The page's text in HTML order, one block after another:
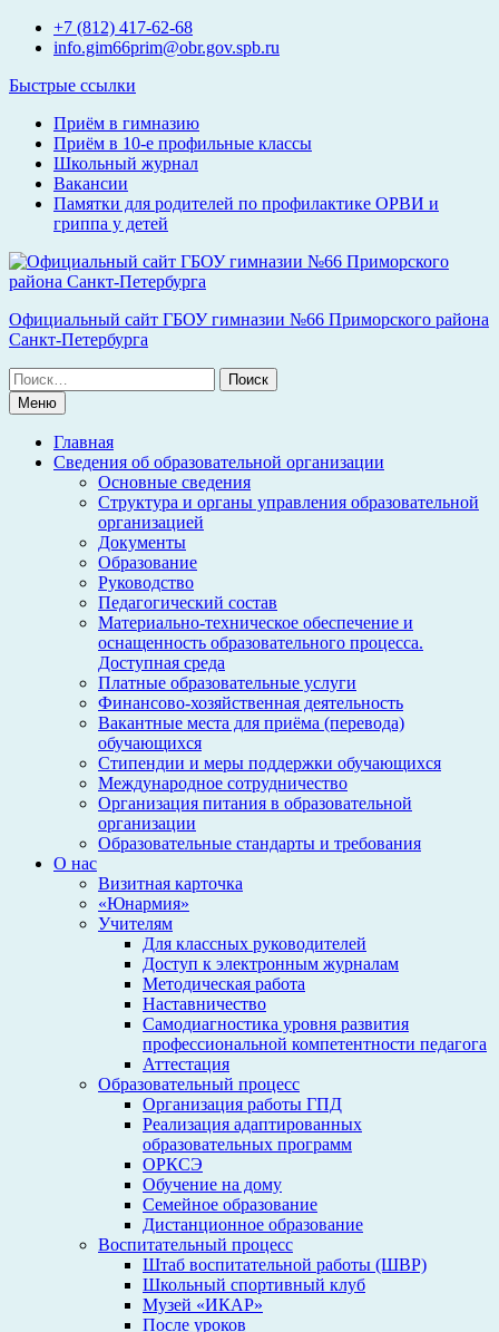
Перейти+7 (812) 417-62-68
info.gim66prim@obr.gov.spb.ru
Быстрые ссылки
Приём в гимназию
Приём в 10-е профильные классы
Школьный журнал
Вакансии
Памятки для родителей по профилактике ОРВИ и
гриппа у детей
Официальный сайт ГБОУ гимназии №66 Приморского района
Санкт-Петербурга
Поиск
по:Меню
Главная
Сведения об образовательной организации
Основные сведения
Структура и органы управления образовательной
организацией
Документы
Образование
Руководство
Педагогический состав
Материально-техническое обеспечение и
оснащенность образовательного процесса.
Доступная среда
Платные образовательные услуги
Финансово-хозяйственная деятельность
Вакантные места для приёма (перевода)
обучающихся
Стипендии и меры поддержки обучающихся
Международное сотрудничество
Организация питания в образовательной
организации
Образовательные стандарты и требования
О нас
Визитная карточка
«Юнармия»
Учителям
Для классных руководителей
Доступ к электронным журналам
Методическая работа
Наставничество
Самодиагностика уровня развития
профессиональной компетентности педагога
Аттестация
Образовательный процесс
Организация работы ГПД
Реализация адаптированных
образовательных программ
ОРКСЭ
Обучение на дому
Семейное образование
Дистанционное образование
Воспитательный процесс
Штаб воспитательной работы (ШВР)
Школьный спортивный клуб
Музей «ИКАР»
После уроков